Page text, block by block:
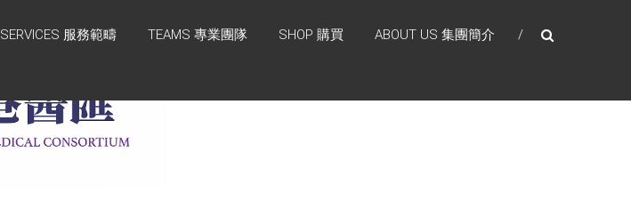
SERVICES 服務範疇 TEAMS 專業團隊 SHOP 購買 ABOUT US 集團簡介